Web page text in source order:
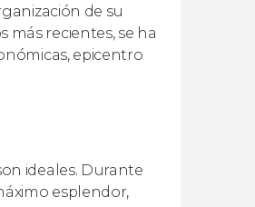
de su
recientes, se ha
epicentro
ideales. Durante
esplendor,